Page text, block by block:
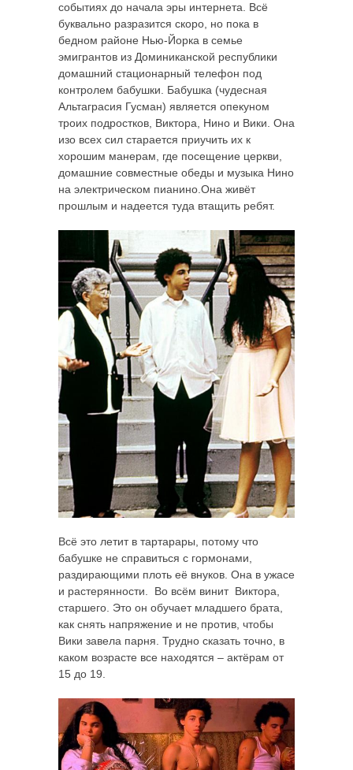
событиях до начала эры интернета. Всё
буквально разразится скоро, но пока в
бедном районе Нью-Йорка в семье
эмигрантов из Доминиканской республики
домашний стационарный телефон под
контролем бабушки. Бабушка (чудесная
Альтаграсия Гусман) является опекуном
троих подростков, Виктора, Нино и Вики. Она
изо всех сил старается приучить их к
хорошим манерам, где посещение церкви,
домашние совместные обеды и музыка Нино
на электрическом пианино.Она живёт
прошлым и надеется туда втащить ребят.
Всё это летит в тартарары, потому что
бабушке не справиться с гормонами,
раздирающими плоть её внуков. Она в ужасе
и растерянности. Во всём винит Виктора,
старшего. Это он обучает младшего брата,
как снять напряжение и не против, чтобы
Вики завела парня. Трудно сказать точно, в
каком возрасте все находятся – актёрам от
15 до 19.